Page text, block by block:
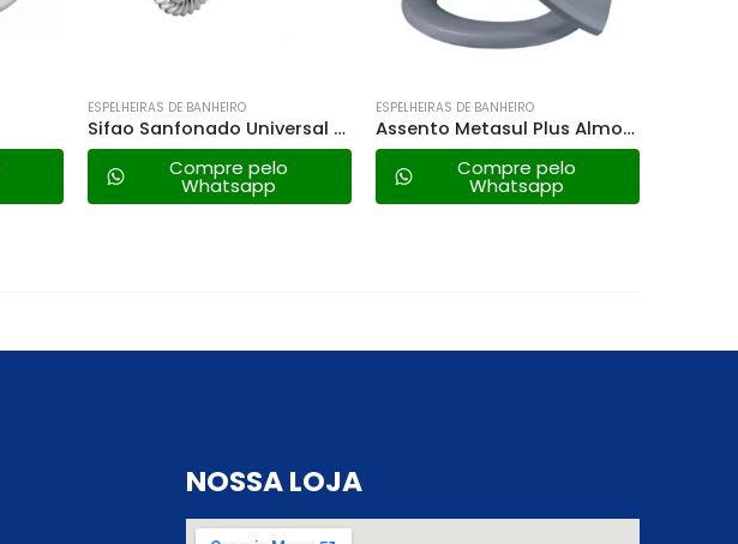
ESPELHEIRAS DE BANHEIRO
Sifao Sanfonado Universal Cromado – Astra
Compre pelo
Whatsapp
ESPELHEIRAS DE BANHEIRO
Assento Metasul Plus Almofadado – Cinza Escuro
Compre pelo
Whatsapp
NOSSA LOJA